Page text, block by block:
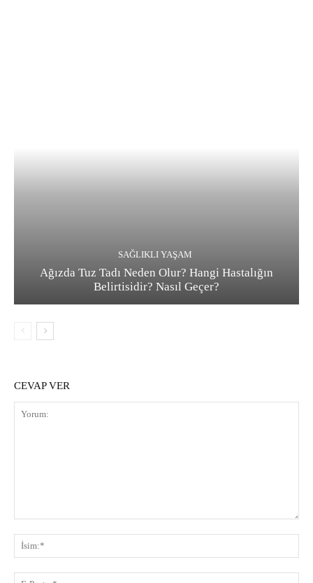
SAĞLIKLI YAŞAM
Ağızda Tuz Tadı Neden Olur? Hangi Hastalığın
Belirtisidir? Nasıl Geçer?
CEVAP VER